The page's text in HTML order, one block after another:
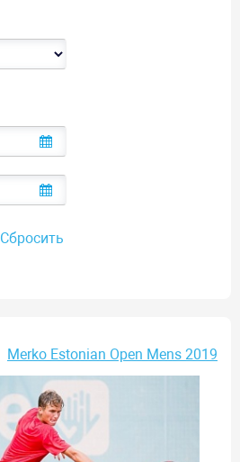
Сбросить
Merko Estonian Open Mens 2019